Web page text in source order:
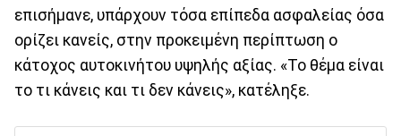
επισήμανε, υπάρχουν τόσα επίπεδα ασφαλείας όσα
ορίζει κανείς, στην προκειμένη περίπτωση ο
κάτοχος αυτοκινήτου υψηλής αξίας. «Το θέμα είναι
το τι κάνεις και τι δεν κάνεις», κατέληξε.